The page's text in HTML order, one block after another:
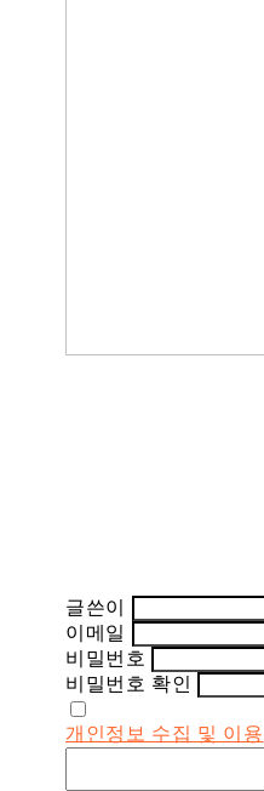
글쓴이
이메일
비밀번호
비밀번호 확인
개인정보 수집 및 이용